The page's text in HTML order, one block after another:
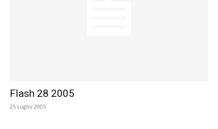
Flash 28 2005
25 Luglio 2005